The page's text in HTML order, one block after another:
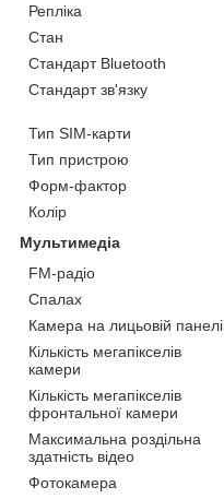
Репліка
Стан
Стандарт Bluetooth
Стандарт зв'язку
Тип SIM-карти
Тип пристрою
Форм-фактор
Колір
Мультимедіа
FM-радіо
Спалах
Камера на лицьовій панелі
Кількість мегапікселів
камери
Кількість мегапікселів
фронтальної камери
Максимальна роздільна
здатність відео
Фотокамера